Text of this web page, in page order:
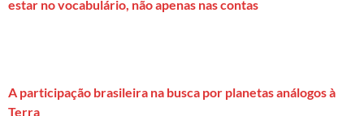
estar no vocabulário, não apenas nas contas
A participação brasileira na busca por planetas análogos à
Terra